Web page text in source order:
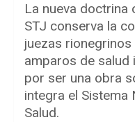
La nueva doctrina
STJ conserva la
juezas
amparos de salud
por ser una obra
integra el Sistema
Salud.